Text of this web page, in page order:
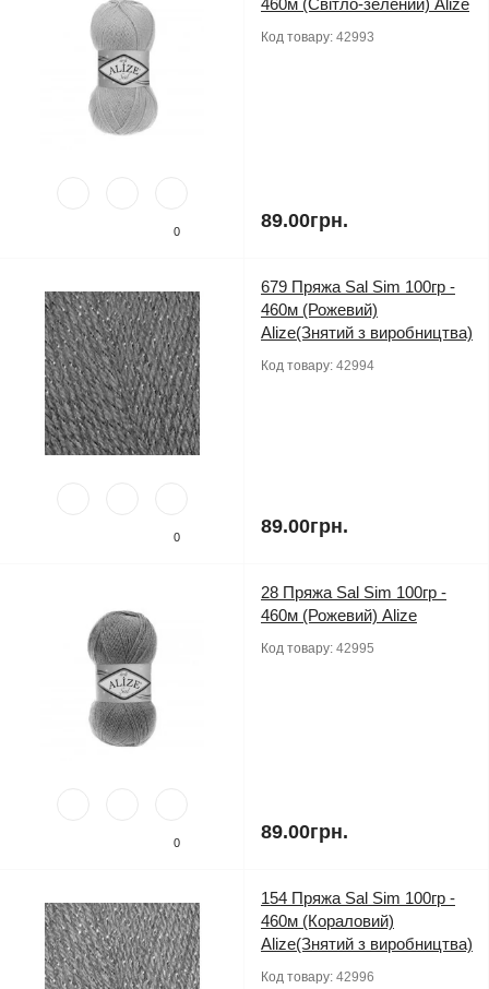
0
460м (Світло-зелений) Alize
Код товару: 42993
89.00грн.
0
679 Пряжа Sal Sim 100гр -
460м (Рожевий)
Alize(Знятий з виробництва)
Код товару: 42994
89.00грн.
0
28 Пряжа Sal Sim 100гр -
460м (Рожевий) Alize
Код товару: 42995
89.00грн.
154 Пряжа Sal Sim 100гр -
460м (Кораловий)
Alize(Знятий з виробництва)
Код товару: 42996